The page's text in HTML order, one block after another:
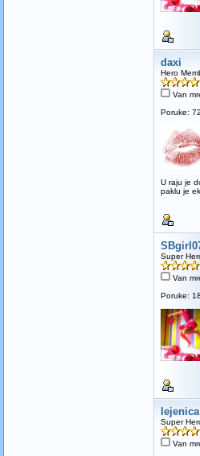
daxi
Hero
Van
Poruke:
U raju je
paklu je
Super
Van
Poruke:
lejenica
Super
Van